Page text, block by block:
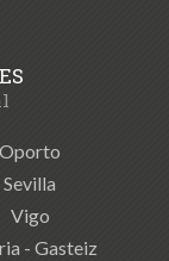
Oporto
Sevilla
Vigo
- Gasteiz